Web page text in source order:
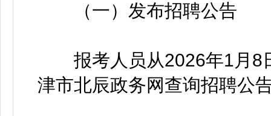
（一）发布招聘公告
报考人员从2026年1月8
津市北辰政务网查询招聘公